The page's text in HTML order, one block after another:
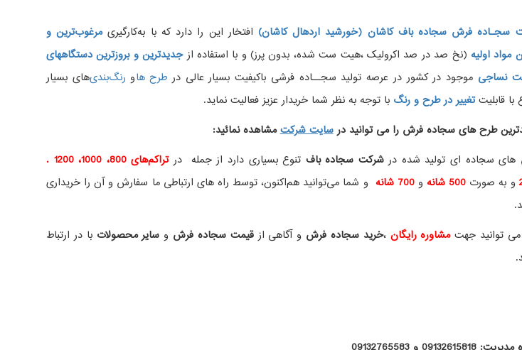
سجـاده فرش سجاده باف کاشان (خورشید اردهال کاشان) افتخار این را دارد که با به‌کارگیریمرغوب‌ترین و
مواد اولیه (نخ صد در صد اکرولیک ،هیت ست شده، بدون پرز) و با استفاده ازجدیدترین و بروزترین دستگاههای
نساجی موجود در کشور در عرصه تولید سجــاده فرشی باکیفیت بسیار عالی در طرح هاو
های بسیار
با قابلیتتغییر در طرح و رنگ با توجه به نظر شما خریدار عزیز فعالیت نماید.
طرح های سجاده فرش را می توانید درسایت شرکتمشاهده نمائید:
سجاده ای تولید شده درشرکت سجاده باف تنوع بسیاری دارد از جمله در
تراکم‌های 800، 1000، 1200 .
و به صورت 500 شانه و700 شانه
و شما می‌توانید هم‌اکنون، توسط راه های ارتباطی ما سفارش و آن را خریداری
توانید جهت مشاوره رایگان ،خرید سجاده فرش و آگاهی ازقیمت سجاده فرش و سایر محصولات با در ارتباط